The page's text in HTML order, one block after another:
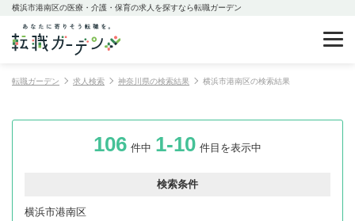
横浜市港南区の医療・介護・保育の求人を探すなら転職ガーデン
転職ガーデン 求人検索 神奈川県の検索結果 横浜市港南区の検索結果
106 件中 1-10 件目を表示中
検索条件
横浜市港南区